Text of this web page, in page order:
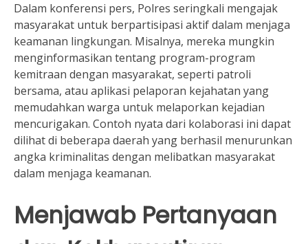
Dalam konferensi pers, Polres seringkali mengajak
masyarakat untuk berpartisipasi aktif dalam menjaga
keamanan lingkungan. Misalnya, mereka mungkin
menginformasikan tentang program-program
kemitraan dengan masyarakat, seperti patroli
bersama, atau aplikasi pelaporan kejahatan yang
memudahkan warga untuk melaporkan kejadian
mencurigakan. Contoh nyata dari kolaborasi ini dapat
dilihat di beberapa daerah yang berhasil menurunkan
angka kriminalitas dengan melibatkan masyarakat
dalam menjaga keamanan.
Menjawab Pertanyaan